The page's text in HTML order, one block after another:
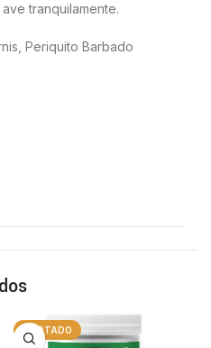
tranquilamente.
Periquito Barbado
AGOTADO